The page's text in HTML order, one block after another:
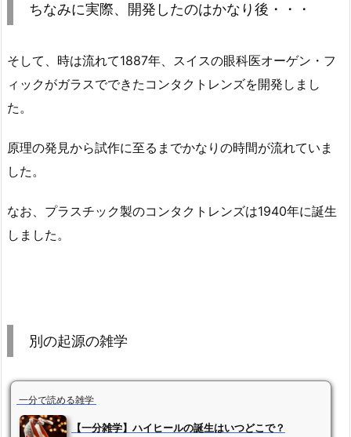
ちなみに実際、開発したのはかなり後・・・
そして、時は流れて1887年、スイスの眼科医オーゲン・フ
ィックがガラスでできたコンタクトレンズを開発しまし
た。
原理の発見から試作に至るまでかなりの時間が流れていま
した。
なお、プラスチック製のコンタクトレンズは1940年に誕生
しました。
別の起源の雑学
一分で読める雑学
【一分雑学】ハイヒールの誕生はいつどこで？